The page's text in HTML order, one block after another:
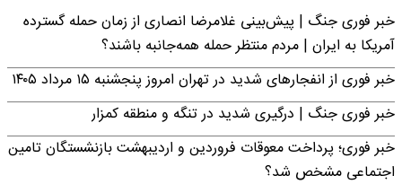
خبر فوری جنگ | پیش‌بینی غلامرضا انصاری از زمان حمله گسترده
آمریکا به ایران | مردم منتظر حمله همه‌جانبه باشند؟
خبر فوری از انفجارهای شدید در تهران امروز پنجشنبه ۱۵ مرداد ۱۴۰۵
خبر فوری جنگ | درگیری شدید در تنگه و منطقه کمزار
خبر فوری؛ پرداخت معوقات فروردین و اردیبهشت بازنشستگان تامین
اجتماعی مشخص شد؟